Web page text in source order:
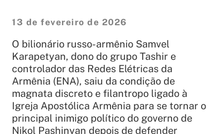
13 de fevereiro de 2026
O bilionário russo-armênio Samvel
Karapetyan, dono do grupo Tashir e
controlador das Redes Elétricas da
Armênia (ENA), saiu da condição de
magnata discreto e filantropo ligado à
Igreja Apostólica Armênia para se tornar o
principal inimigo político do governo de
Nikol Pashinyan depois de defender